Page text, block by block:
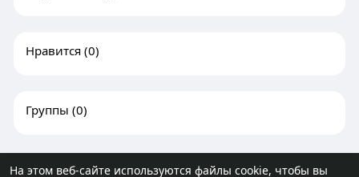
На этом веб-сайте используются файлы cookie, чтобы вы
Нравится (0)
Группы (0)